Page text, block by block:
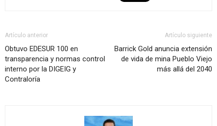
Artículo anterior
Obtuvo EDESUR 100 en
transparencia y normas control
interno por la DIGEIG y
Contraloría
Artículo siguiente
Barrick Gold anuncia extensión
de vida de mina Pueblo Viejo
más allá del 2040